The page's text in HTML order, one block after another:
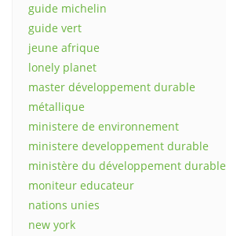
guide michelin
guide vert
jeune afrique
lonely planet
master développement durable
métallique
ministere de environnement
ministere developpement durable
ministère du développement durable
moniteur educateur
nations unies
new york